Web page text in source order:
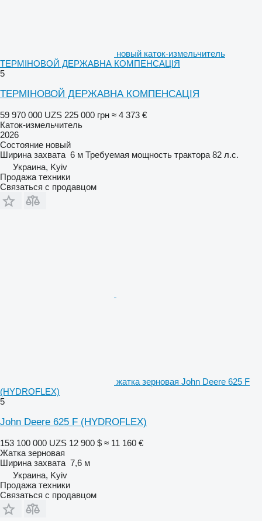
новый каток-измельчитель
ТЕРМІНОВОЙ ДЕРЖАВНА КОМПЕНСАЦІЯ
5
ТЕРМІНОВОЙ ДЕРЖАВНА КОМПЕНСАЦІЯ
59 970 000 UZS 225 000 грн ≈ 4 373 €
Каток-измельчитель
2026
Состояние новый
Ширина захвата 6 м Требуемая мощность трактора 82 л.с.
Украина, Kyiv
Продажа техники
Связаться с продавцом
жатка зерновая John Deere 625 F
(HYDROFLEX)
5
John Deere 625 F (HYDROFLEX)
153 100 000 UZS 12 900 $ ≈ 11 160 €
Жатка зерновая
Ширина захвата 7,6 м
Украина, Kyiv
Продажа техники
Связаться с продавцом